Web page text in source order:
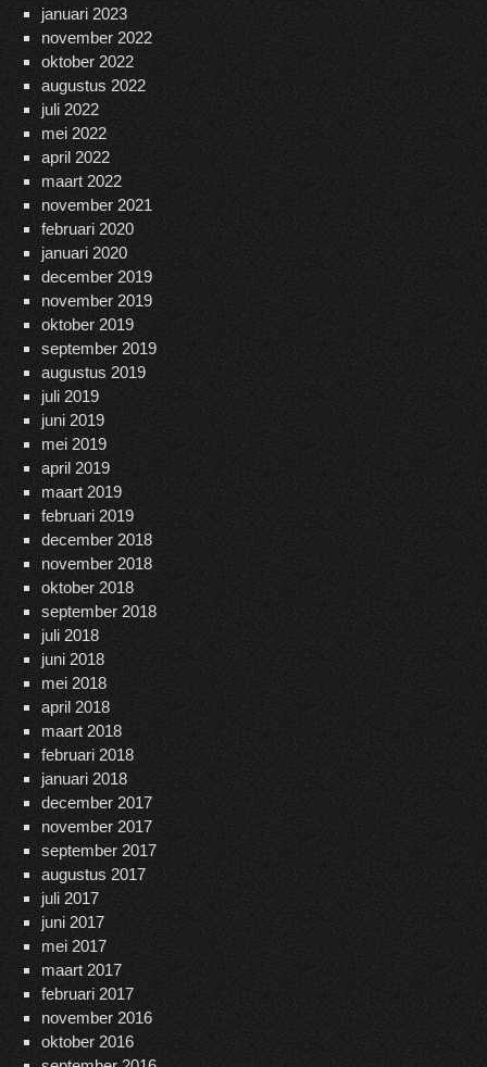
januari 2023
november 2022
oktober 2022
augustus 2022
juli 2022
mei 2022
april 2022
maart 2022
november 2021
februari 2020
januari 2020
december 2019
november 2019
oktober 2019
september 2019
augustus 2019
juli 2019
juni 2019
mei 2019
april 2019
maart 2019
februari 2019
december 2018
november 2018
oktober 2018
september 2018
juli 2018
juni 2018
mei 2018
april 2018
maart 2018
februari 2018
januari 2018
december 2017
november 2017
september 2017
augustus 2017
juli 2017
juni 2017
mei 2017
maart 2017
februari 2017
november 2016
oktober 2016